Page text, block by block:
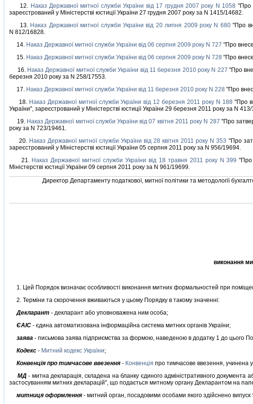
12. Наказ Державної митної служби України вiд 17 грудня 2007 року N 1058 "Про
зареєстрований у Мiнiстерствi юстицiї України 27 грудня 2007 року за N 1415/14682.
13. Наказ Державної митної служби України вiд 20 липня 2009 року N 680"Про
N 812/16828.
14. Наказ Державної митної служби України вiд 06 серпня 2009 року N 727 "Про
15. Наказ Державної митної служби України вiд 06 серпня 2009 року N 728 "Про
16. Наказ Державної митної служби України вiд 11 березня 2010 року N 227 "Про
березня 2010 року за N 258/17553.
17. Наказ Державної митної служби України вiд 11 березня 2010 року N 228 "Про
18. Наказ Державної митної служби України вiд 12 березня 2011 року N 188 "Про
України", зареєстрований у Мiнiстерствi юстицiї України 29 березня 2011 року за N
19. Наказ Державної митної служби України вiд 07 квiтня 2011 року N 287 "Про
року за N 723/19461.
20. Наказ Державної митної служби України вiд 28 квiтня 2011 року N 353 "Про
зареєстрований у Мiнiстерствi юстицiї України 05 серпня 2011 року за N 956/19694.
21. Наказ Державної митної служби України вiд 18 травня 2011 року N 399 "Про
Мiнiстерствi юстицiї України 09 серпня 2011 року за N 961/19699.
Директор Департаменту податкової, митної полiтики та методологiї
виконання
1. Цей Порядок визначає особливостi виконання митних формальностей при
2. Термiни та скорочення вживаються у цьому Порядку в такому значеннi:
Декларант - декларант або уповноважена ним особа;
ЄАIС - єдина автоматизована iнформацiйна система митних органiв України;
заява - письмова заява пiдприємства за формою, наведеною в додатку 1 до цього
Кодекс - Митний кодекс України;
Конвенцiя про тимчасове ввезення - Конвенцiя про тимчасове ввезення, учинена
МД- митна декларацiя, складена на бланку єдиного адмiнiстративного документа
застосуванням митних декларацiй", що подається митному органу Декларантом на
митниця оформлення - митний орган, посадовими особами якого здiйснено